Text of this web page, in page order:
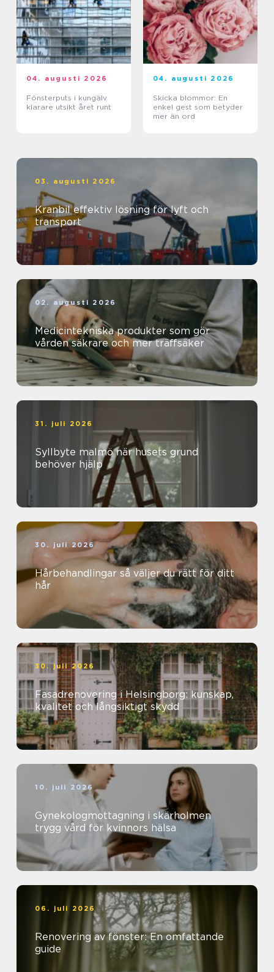
04. augusti 2026
Fönsterputs i kungälv
klarare utsikt året runt
04. augusti 2026
Skicka blommor: En
enkel gest som betyder
mer än ord
03. augusti 2026
Kranbil effektiv lösning för lyft och
transport
02. augusti 2026
Medicintekniska produkter som gör
vården säkrare och mer träffsäker
31. juli 2026
Syllbyte malmö när husets grund
behöver hjälp
30. juli 2026
Hårbehandlingar så väljer du rätt för ditt
hår
30. juli 2026
Fasadrenovering i Helsingborg: kunskap,
kvalitet och långsiktigt skydd
10. juli 2026
Gynekologmottagning i skärholmen
trygg vård för kvinnors hälsa
06. juli 2026
Renovering av fönster: En omfattande
guide